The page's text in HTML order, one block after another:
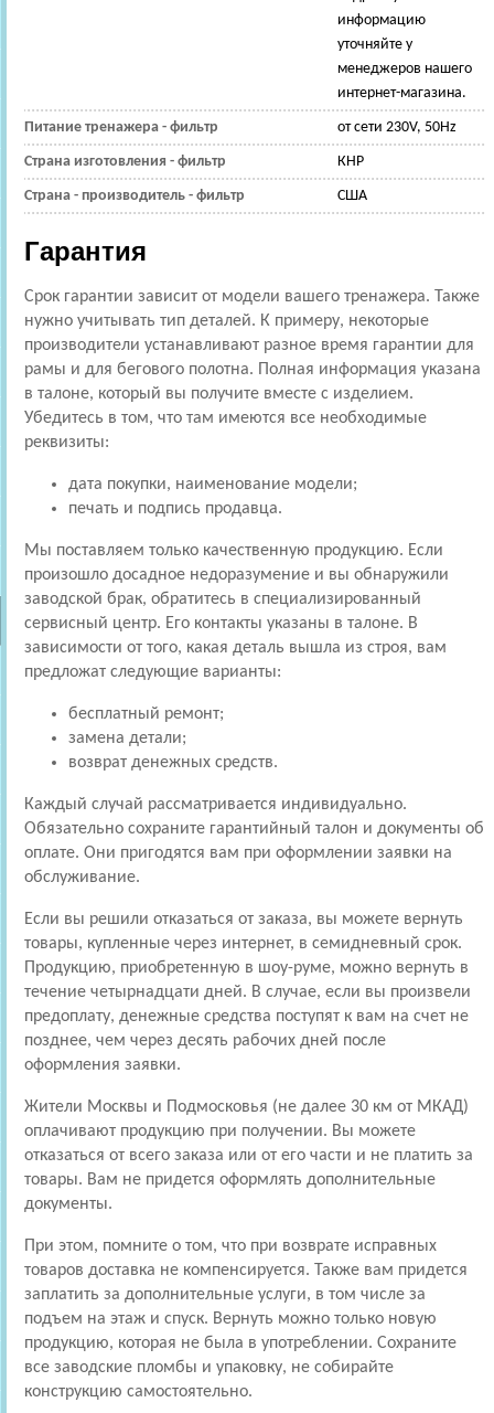
информацию
уточняйте у
менеджеров нашего
интернет-магазина.
Питание тренажера - фильтр от сети 230V, 50Hz
Страна изготовления - фильтр КНР
Страна - производитель - фильтр США
Гарантия
Срок гарантии зависит от модели вашего тренажера. Также
нужно учитывать тип деталей. К примеру, некоторые
производители устанавливают разное время гарантии для
рамы и для бегового полотна. Полная информация указана
в талоне, который вы получите вместе с изделием.
Убедитесь в том, что там имеются все необходимые
реквизиты:
дата покупки, наименование модели;
печать и подпись продавца.
Мы поставляем только качественную продукцию. Если
произошло досадное недоразумение и вы обнаружили
заводской брак, обратитесь в специализированный
сервисный центр. Его контакты указаны в талоне. В
зависимости от того, какая деталь вышла из строя, вам
предложат следующие варианты:
бесплатный ремонт;
замена детали;
возврат денежных средств.
Каждый случай рассматривается индивидуально.
Обязательно сохраните гарантийный талон и документы об
оплате. Они пригодятся вам при оформлении заявки на
обслуживание.
Если вы решили отказаться от заказа, вы можете вернуть
товары, купленные через интернет, в семидневный срок.
Продукцию, приобретенную в шоу-руме, можно вернуть в
течение четырнадцати дней. В случае, если вы произвели
предоплату, денежные средства поступят к вам на счет не
позднее, чем через десять рабочих дней после
оформления заявки.
Жители Москвы и Подмосковья (не далее 30 км от МКАД)
оплачивают продукцию при получении. Вы можете
отказаться от всего заказа или от его части и не платить за
товары. Вам не придется оформлять дополнительные
документы.
При этом, помните о том, что при возврате исправных
товаров доставка не компенсируется. Также вам придется
заплатить за дополнительные услуги, в том числе за
подъем на этаж и спуск. Вернуть можно только новую
продукцию, которая не была в употреблении. Сохраните
все заводские пломбы и упаковку, не собирайте
конструкцию самостоятельно.